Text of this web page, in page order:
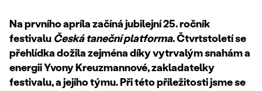
Na prvního apríla začíná jubilejní 25. ročník
festivalu Česká taneční platforma. Čtvrtstoletí se
přehlídka dožila zejména díky vytrvalým snahám a
energii Yvony Kreuzmannové, zakladatelky
festivalu, a jejího týmu. Při této příležitosti jsme se